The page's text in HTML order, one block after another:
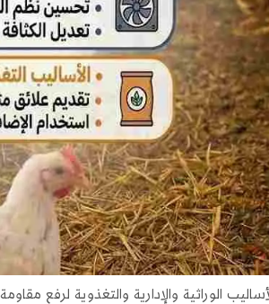
الوراثية والإدارية والتغذوية لرفع مقاومة